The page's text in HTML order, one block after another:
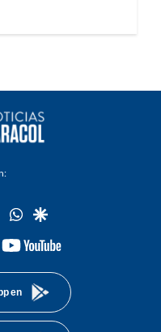
twitterwhatsapp
google
youtube-
en